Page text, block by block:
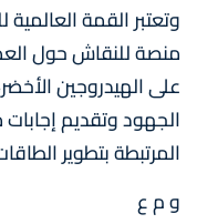
منصة للنقاش حول
على الهيدروجين
الجهود وتقديم
المرتبطة بتطوير
و م ع